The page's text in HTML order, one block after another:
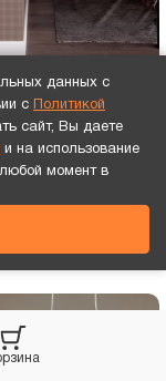
Они
актуально
пространство,
помещений.
данных с
с
Политикой
сайт, Вы даете
и на использование
момент в